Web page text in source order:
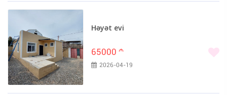
Həyət evi
65000 m
2026-04-19